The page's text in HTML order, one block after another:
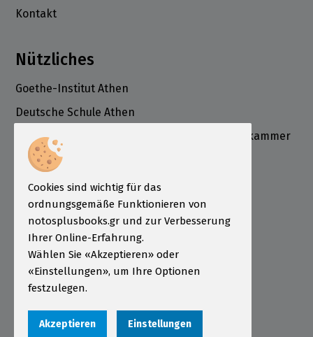
Kontakt
Nützliches
Goethe-Institut Athen
Deutsche Schule Athen
Deutsch-Griechische Industrie- und Handelskammer
ÖSD Institut Griechenland
Informationen
Bestellung
Zahlungsarten
Sendungen
Garantie - Rückgabe
Datenschutzerklärung
Cookies sind wichtig für das
ordnungsgemäße Funktionieren von
notosplusbooks.gr und zur Verbesserung
Ihrer Online-Erfahrung.
Wählen Sie «Akzeptieren» oder
«Einstellungen», um Ihre Optionen
festzulegen.
Akzeptieren Einstellungen